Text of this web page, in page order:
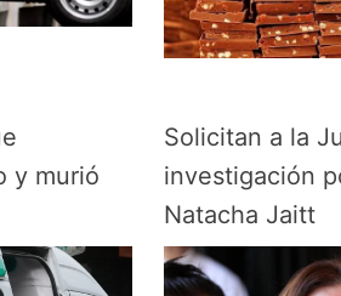
y murió
Solicitan a la
investigación
Natacha Jaitt